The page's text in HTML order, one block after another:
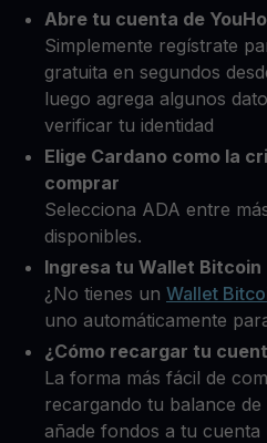
Abre tu cuenta de
Simplemente regístrate
gratuita en segundos
luego agrega algunos
verificar tu identidad
Elige Cardano como la
comprar
Selecciona ADA entre
disponibles.
Ingresa tu Wallet Bitcoin
¿No tienes un Wallet
uno automáticamente
¿Cómo recargar tu
La forma más fácil de
recargando tu balance
añade fondos a tu cuenta